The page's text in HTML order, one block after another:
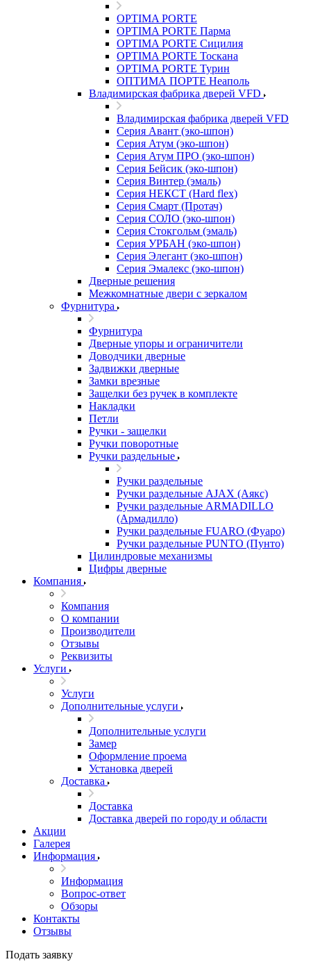
OPTIMA PORTE
OPTIMA PORTE Парма
OPTIMA PORTE Сицилия
OPTIMA PORTE Тоскана
OPTIMA PORTE Турин
ОПТИМА ПОРТЕ Неаполь
Владимирская фабрика дверей VFD
Владимирская фабрика дверей VFD
Серия Авант (эко-шпон)
Серия Атум (эко-шпон)
Серия Атум ПРО (эко-шпон)
Серия Бейсик (эко-шпон)
Серия Винтер (эмаль)
Серия НЕКСТ (Hard flex)
Серия Смарт (Протач)
Серия СОЛО (эко-шпон)
Серия Стокгольм (эмаль)
Серия УРБАН (эко-шпон)
Серия Элегант (эко-шпон)
Серия Эмалекс (эко-шпон)
Дверные решения
Межкомнатные двери c зеркалом
Фурнитура
Фурнитура
Дверные упоры и ограничители
Доводчики дверные
Задвижки дверные
Замки врезные
Защелки без ручек в комплекте
Накладки
Петли
Ручки - защелки
Ручки поворотные
Ручки раздельные
Ручки раздельные
Ручки раздельные AJAX (Аякс)
Ручки раздельные ARMADILLO
(Армадилло)
Ручки раздельные FUARO (Фуаро)
Ручки раздельные PUNTO (Пунто)
Цилиндровые механизмы
Цифры дверные
Компания
Компания
О компании
Производители
Отзывы
Реквизиты
Услуги
Услуги
Дополнительные услуги
Дополнительные услуги
Замер
Оформление проема
Установка дверей
Доставка
Доставка
Доставка дверей по городу и области
Акции
Галерея
Информация
Информация
Вопрос-ответ
Обзоры
Контакты
Отзывы
Подать заявку